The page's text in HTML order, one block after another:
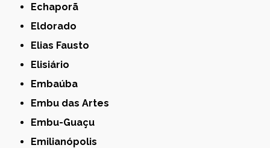
Echaporã
Eldorado
Elias Fausto
Elisiário
Embaúba
Embu das Artes
Embu-Guaçu
Emilianópolis